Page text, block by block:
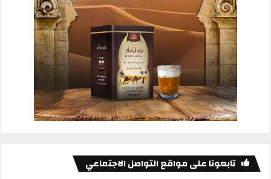
تابعونا على مواقع التواصل الاجتماعي